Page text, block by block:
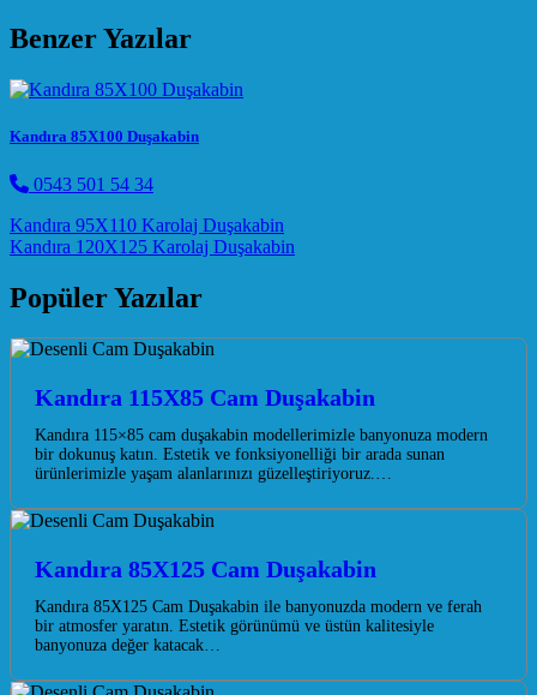
Benzer Yazılar
Kandıra 85X100 Duşakabin
0543 501 54 34
Post navigation
Kandıra 95X110 Karolaj Duşakabin
Kandıra 120X125 Karolaj Duşakabin
Popüler Yazılar
Kandıra 115X85 Cam Duşakabin
Kandıra 115×85 cam duşakabin modellerimizle banyonuza modern
bir dokunuş katın. Estetik ve fonksiyonelliği bir arada sunan
ürünlerimizle yaşam alanlarınızı güzelleştiriyoruz.…
Kandıra 85X125 Cam Duşakabin
Kandıra 85X125 Cam Duşakabin ile banyonuzda modern ve ferah
bir atmosfer yaratın. Estetik görünümü ve üstün kalitesiyle
banyonuza değer katacak…